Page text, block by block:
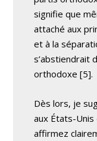
signifie que
attaché aux
et à la
s’abstiendrait
orthodoxe [5].
Dès lors, je
aux États-
affirmez